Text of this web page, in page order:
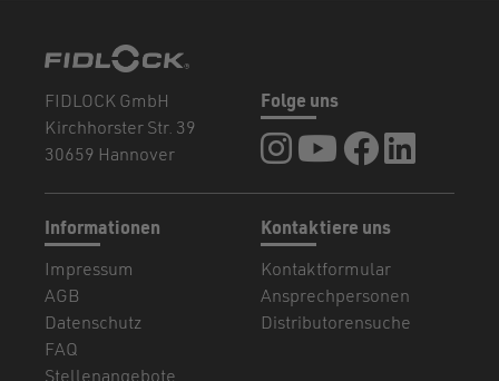
FIDLOCK GmbH
Kirchhorster Str. 39
30659 Hannover
Kontaktiere uns
Kontaktformular
Ansprechpersonen
Distributorensuche
Informationen
Impressum
AGB
Datenschutz
FAQ
Stellenangebote
Folge uns
FIDLOCK auf Instagram
FIDLOCK auf
FIDLOCK auf